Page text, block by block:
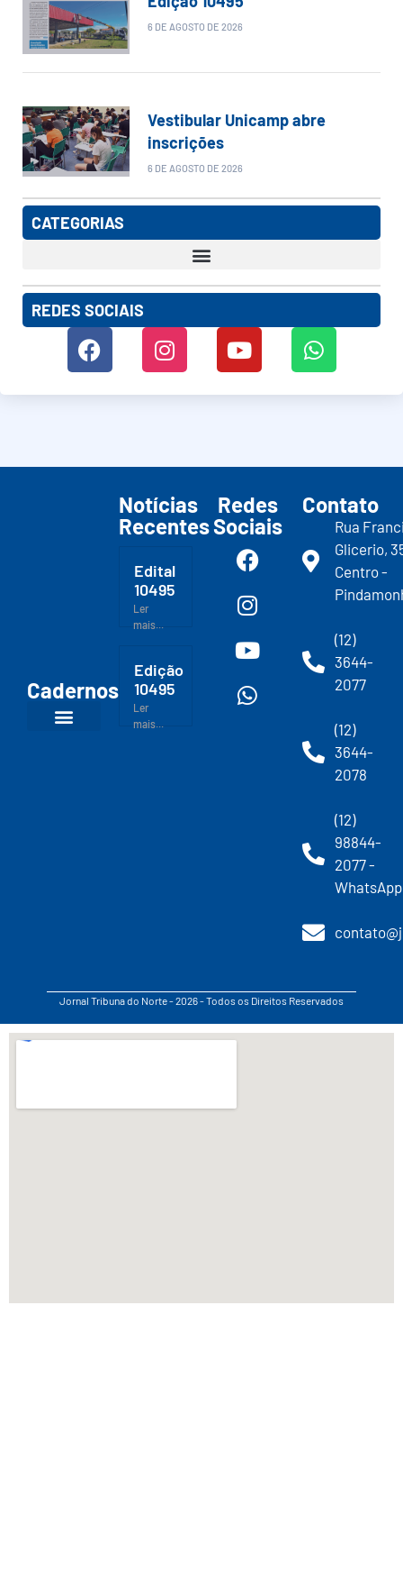
6 DE AGOSTO DE 2026
Vestibular Unicamp abre
inscrições
6 DE AGOSTO DE 2026
CATEGORIAS
REDES SOCIAIS
Cadernos
Notícias
Recentes
Edital
10495
Ler
mais...
Edição
10495
Ler
mais...
Redes
Sociais
Contato
Rua
Glicerio,
Centro -
(12)
3644-
2077
(12)
3644-
2078
(12)
98844-
2077 -
WhatsApp
Jornal Tribuna do Norte - 2026 - Todos os Direitos Reservados